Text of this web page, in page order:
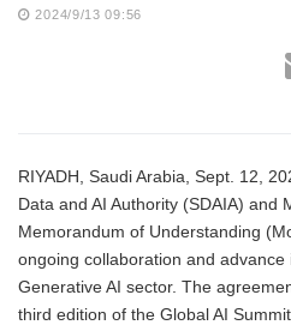
2024/9/13 09:56
RIYADH, Saudi Arabia, Sept. 12,
Data and AI Authority (SDAIA) and
Memorandum of Understanding
ongoing collaboration and
Generative AI sector. The
third edition of the Global AI